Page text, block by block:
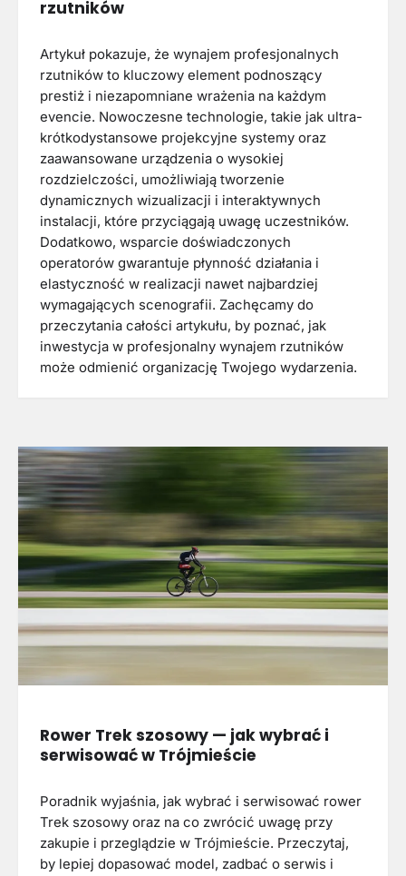
rzutników
Artykuł pokazuje, że wynajem profesjonalnych
rzutników to kluczowy element podnoszący
prestiż i niezapomniane wrażenia na każdym
evencie. Nowoczesne technologie, takie jak ultra-
krótkodystansowe projekcyjne systemy oraz
zaawansowane urządzenia o wysokiej
rozdzielczości, umożliwiają tworzenie
dynamicznych wizualizacji i interaktywnych
instalacji, które przyciągają uwagę uczestników.
Dodatkowo, wsparcie doświadczonych
operatorów gwarantuje płynność działania i
elastyczność w realizacji nawet najbardziej
wymagających scenografii. Zachęcamy do
przeczytania całości artykułu, by poznać, jak
inwestycja w profesjonalny wynajem rzutników
może odmienić organizację Twojego wydarzenia.
Rower Trek szosowy — jak wybrać i
serwisować w Trójmieście
Poradnik wyjaśnia, jak wybrać i serwisować rower
Trek szosowy oraz na co zwrócić uwagę przy
zakupie i przeglądzie w Trójmieście. Przeczytaj,
by lepiej dopasować model, zadbać o serwis i